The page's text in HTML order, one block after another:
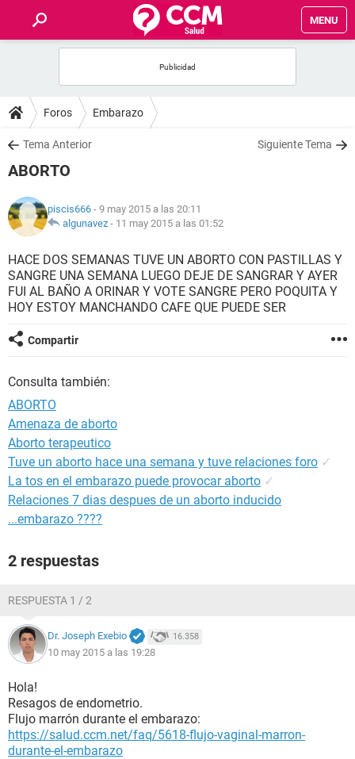
MENU
FOROS
SALUD
NUTRICIÓN
BIENESTAR
SEXUALIDAD
GLOSARIO
Foros Embarazo
Tema Anterior Siguiente Tema
ABORTO
piscis666 - 9 may 2015 a las 20:11
algunavez - 11 may 2015 a las 01:52
HACE DOS SEMANAS TUVE UN ABORTO CON PASTILLAS Y
SANGRE UNA SEMANA LUEGO DEJE DE SANGRAR Y AYER
FUI AL BAÑO A ORINAR Y VOTE SANGRE PERO POQUITA Y
HOY ESTOY MANCHANDO CAFE QUE PUEDE SER
Compartir
Consulta también:
ABORTO
Amenaza de aborto
Aborto terapeutico
Tuve un aborto hace una semana y tuve relaciones foro ✓
La tos en el embarazo puede provocar aborto ✓
Relaciones 7 dias despues de un aborto inducido
...embarazo ????
2 respuestas
RESPUESTA 1 / 2
Dr. Joseph Exebio 16.358
10 may 2015 a las 19:28
Hola!
Resagos de endometrio.
Flujo marrón durante el embarazo:
https://salud.ccm.net/faq/5618-flujo-vaginal-marron-
durante-el-embarazo